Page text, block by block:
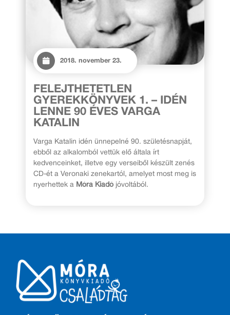
2018. november 23.
FELEJTHETETLEN
GYEREKKÖNYVEK 1. – IDÉN
LENNE 90 ÉVES VARGA
KATALIN
Varga Katalin idén ünnepelné 90. születésnapját,
ebből az alkalomból vettük elő általa írt
kedvenceinket, illetve egy verseiből készült zenés
CD-ét a Veronaki zenekartól, amelyet most meg is
nyerhettek a Móra Kiadó jóvoltából.